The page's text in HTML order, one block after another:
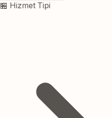
🏪 Hizmet Tipi